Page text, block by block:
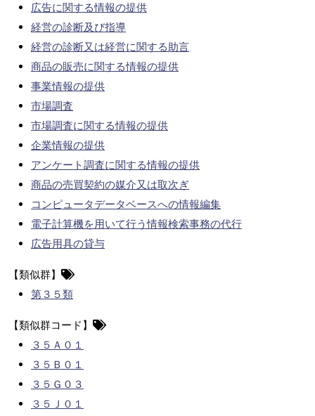
広告に関する情報の提供
経営の診断及び指導
経営の診断又は経営に関する助言
商品の販売に関する情報の提供
事業情報の提供
市場調査
市場調査に関する情報の提供
企業情報の提供
アンケート調査に関する情報の提供
商品の売買契約の媒介又は取次ぎ
コンピュータデータベースへの情報編集
電子計算機を用いて行う情報検索事務の代行
広告用具の貸与
【類似群】
第３５類
【類似群コード】
３５Ａ０１
３５Ｂ０１
３５Ｇ０３
３５Ｊ０１